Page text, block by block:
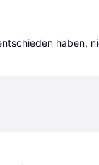
haben,